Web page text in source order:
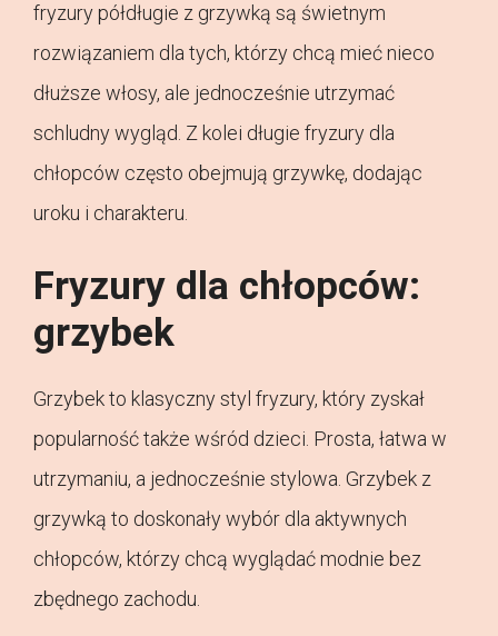
fryzury półdługie z grzywką są świetnym
rozwiązaniem dla tych, którzy chcą mieć nieco
dłuższe włosy, ale jednocześnie utrzymać
schludny wygląd. Z kolei długie fryzury dla
chłopców często obejmują grzywkę, dodając
uroku i charakteru.
Fryzury dla chłopców:
grzybek
Grzybek to klasyczny styl fryzury, który zyskał
popularność także wśród dzieci. Prosta, łatwa w
utrzymaniu, a jednocześnie stylowa. Grzybek z
grzywką to doskonały wybór dla aktywnych
chłopców, którzy chcą wyglądać modnie bez
zbędnego zachodu.